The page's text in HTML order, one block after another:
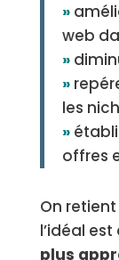
»
web
»
»
les
»
offres
On
l’idéal est
plus